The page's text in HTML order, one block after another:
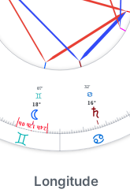
C D
N
18°
C
07'
S
16°
D
32'
24h 12h 0h
Longitude